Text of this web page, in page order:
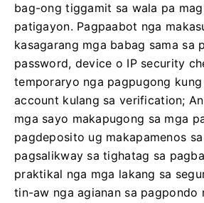
bag-ong tiggamit sa wala pa
patigayon. Pagpaabot nga
kasagarang mga babag sama sa
password, device o IP security
temporaryo nga pagpugong
account kulang sa verification;
mga sayo makapugong sa mga
pagdeposito ug makapamenos
pagsalikway sa tighatag sa
praktikal nga mga lakang sa
tin-aw nga agianan sa pagpondo